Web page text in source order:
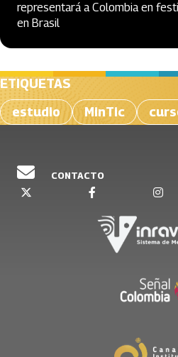
representará a Colombia en
en Brasil
ETIQUETAS
estudio
MinTic
CONTACTO